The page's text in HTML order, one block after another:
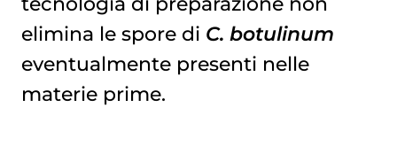
elimina le spore di C. botulinum
eventualmente presenti nelle
materie prime.